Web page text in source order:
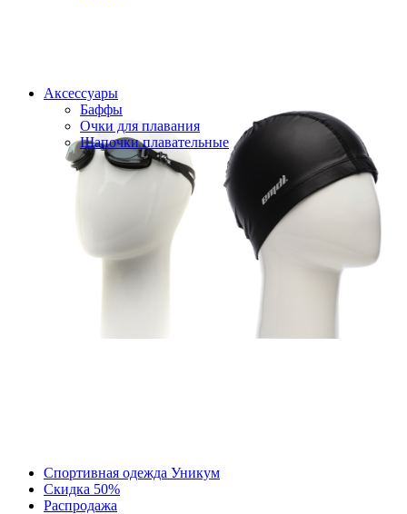
Аксессуары
Баффы
Очки для плавания
Шапочки плавательные
Спортивная одежда Уникум
Скидка 50%
Распродажа